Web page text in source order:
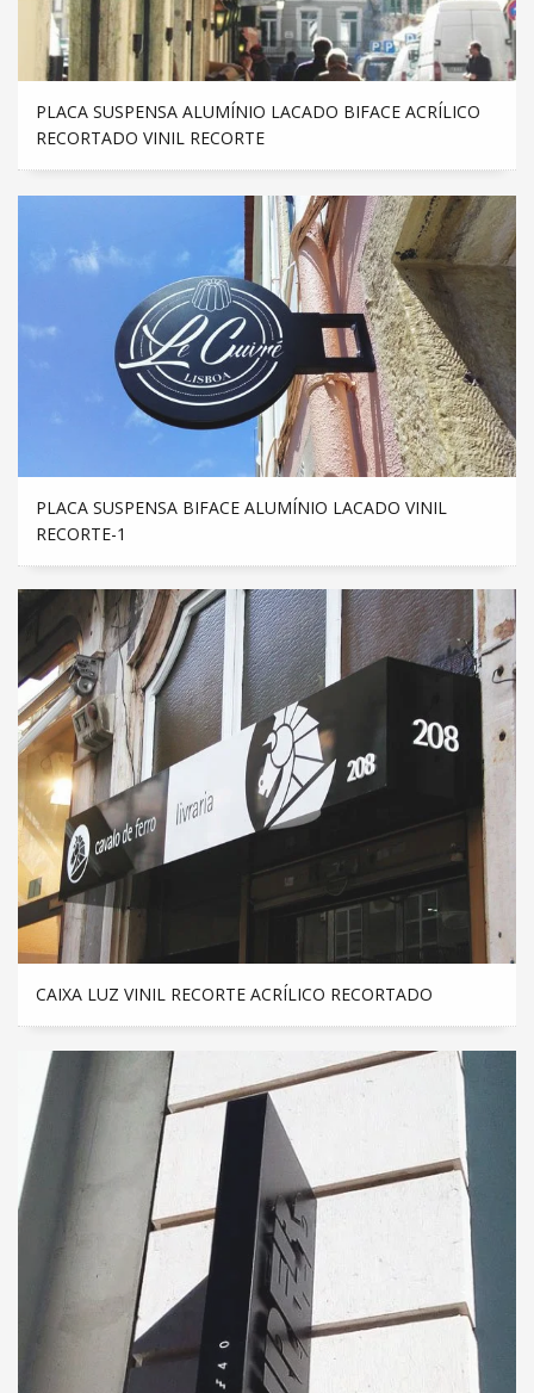
PLACA SUSPENSA ALUMÍNIO LACADO BIFACE ACRÍLICO
RECORTADO VINIL RECORTE
PLACA SUSPENSA BIFACE ALUMÍNIO LACADO VINIL
RECORTE-1
CAIXA LUZ VINIL RECORTE ACRÍLICO RECORTADO